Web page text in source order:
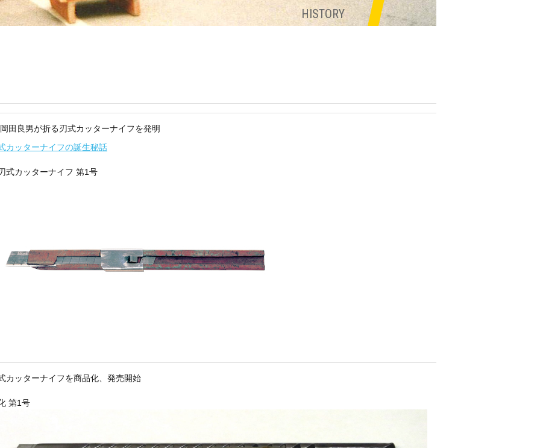
HISTORY
田良男が折る刃式カッターナイフを発明
カッターナイフの誕生秘話
式カッターナイフ 第1号
カッターナイフを商品化、発売開始
第1号